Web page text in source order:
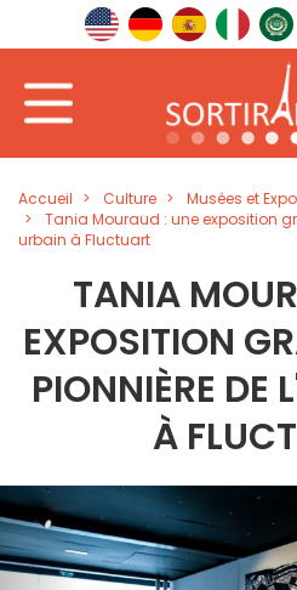
Accueil Culture
Musées et
Tania Mouraud : une exposition
urbain à Fluctuart
TANIA
EXPOSITION
PIONNIÈRE DE
À